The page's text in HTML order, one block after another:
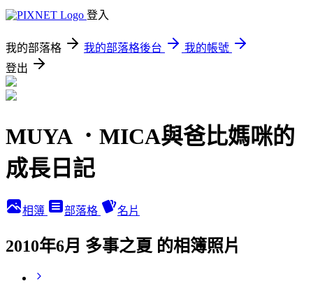
登入
我的部落格 我的部落格後台
我的帳號
登出
MUYA ．MICA與爸比媽咪的
成長日記
相簿 部落格 名片
2010年6月 多事之夏 的相簿照片